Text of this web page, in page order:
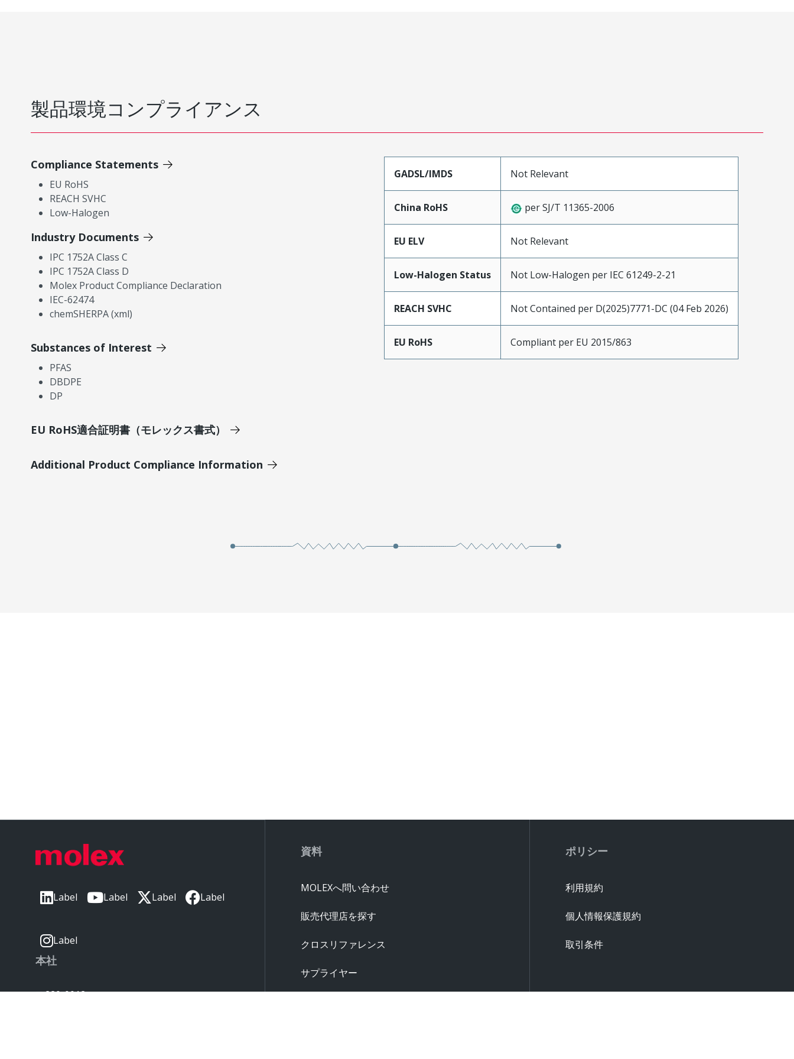
製品環境コンプライアンス
Compliance Statements
EU RoHS
REACH SVHC
Low-Halogen
Industry Documents
IPC 1752A Class C
IPC 1752A Class D
Molex Product Compliance Declaration
IEC-62474
chemSHERPA (xml)
Substances of Interest
PFAS
DBDPE
DP
EU RoHS適合証明書（モレックス書式）
Additional Product Compliance Information
GADSL/IMDS Not Relevant
China RoHS per SJ/T 11365-2006
EU ELV Not Relevant
Low-Halogen Status Not Low-Halogen per IEC 61249-2-21
REACH SVHC Not Contained per D(2025)7771-DC (04 Feb 2026)
EU RoHS Compliant per EU 2015/863
Label Label Label Label
Label
本社
〒220-0012
資料
MOLEXへ問い合わせ
販売代理店を探す
クロスリファレンス
サプライヤー
ポリシー
利用規約
個人情報保護規約
取引条件